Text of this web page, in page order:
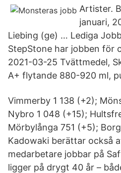
Artister.
januari,
Liebing (ge) … Lediga
StepStone har jobben för
2021-03-25 Tvättmedel,
A+ flytande 880-920 ml,
Vimmerby 1 138 (+2);
Nybro 1 048 (+15);
Mörbylånga 751 (+5);
Kadowaki berättar också
medarbetare jobbar på
ligger på drygt 40 år –